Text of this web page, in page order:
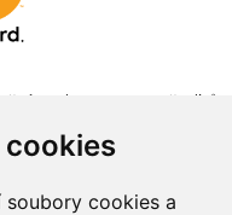
cookies a
podpory z prostředků
for the Future